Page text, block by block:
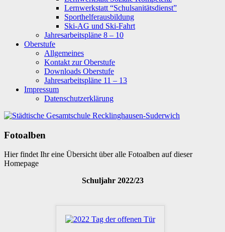
Lernwerkstatt “Schulsanitätsdienst”
Sporthelferausbildung
Ski-AG und Ski-Fahrt
Jahresarbeitspläne 8 – 10
Oberstufe
Allgemeines
Kontakt zur Oberstufe
Downloads Oberstufe
Jahresarbeitspläne 11 – 13
Impressum
Datenschutzerklärung
Fotoalben
Hier findet Ihr eine Übersicht über alle Fotoalben auf dieser
Homepage
Schuljahr 2022/23